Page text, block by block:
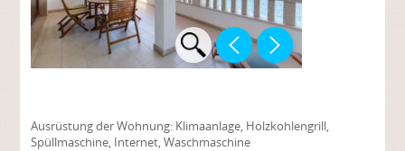
Ausrüstung der Wohnung: Klimaanlage, Holzkohlengrill,
Spüllmaschine, Internet, Waschmaschine